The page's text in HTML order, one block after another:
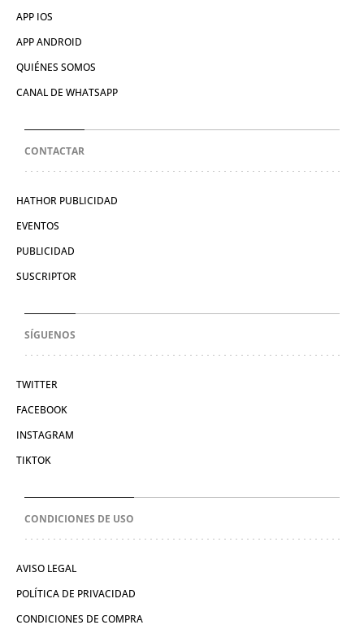
APP IOS
APP ANDROID
QUIÉNES SOMOS
CANAL DE WHATSAPP
CONTACTAR
HATHOR PUBLICIDAD
EVENTOS
PUBLICIDAD
SUSCRIPTOR
SÍGUENOS
TWITTER
FACEBOOK
INSTAGRAM
TIKTOK
CONDICIONES DE USO
AVISO LEGAL
POLÍTICA DE PRIVACIDAD
CONDICIONES DE COMPRA